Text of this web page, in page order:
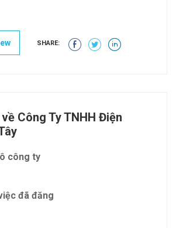
SHARE:
Công Ty TNHH Điện
công ty
đã đăng